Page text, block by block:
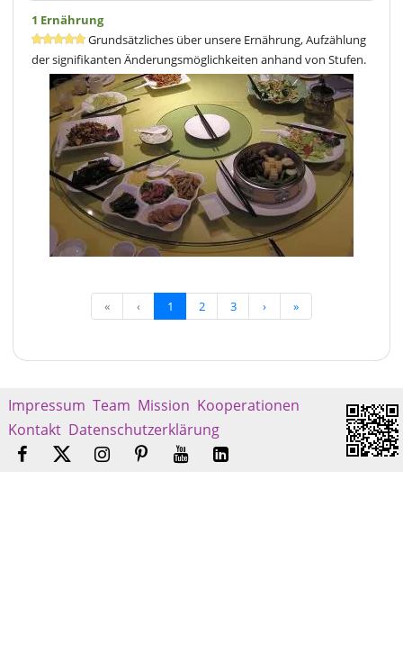
1 Ernährung
Grundsätzliches über unsere Ernährung, Aufzählung
der signifikanten Änderungsmöglichkeiten anhand von Stufen.
« ‹ 1 2 3 › »
Impressum Team Mission Kooperationen
Kontakt Datenschutzerklärung